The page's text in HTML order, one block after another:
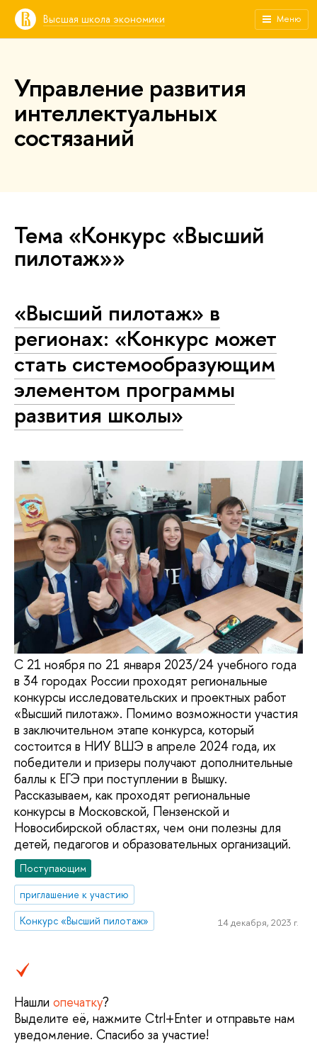
Высшая школа экономики Меню
Управление развития
интеллектуальных
состязаний
Тема «Конкурс «Высший
пилотаж»»
«Высший пилотаж» в
регионах: «Конкурс может
стать системообразующим
элементом программы
развития школы»
С 21 ноября по 21 января 2023/24 учебного года
в 34 городах России проходят региональные
конкурсы исследовательских и проектных работ
«Высший пилотаж». Помимо возможности участия
в заключительном этапе конкурса, который
состоится в НИУ ВШЭ в апреле 2024 года, их
победители и призеры получают дополнительные
баллы к ЕГЭ при поступлении в Вышку.
Рассказываем, как проходят региональные
конкурсы в Московской, Пензенской и
Новосибирской областях, чем они полезны для
детей, педагогов и образовательных организаций.
Поступающим
приглашение к участию
Конкурс «Высший пилотаж»
14 декабря, 2023 г.
Нашли опечатку?
Выделите её, нажмите Ctrl+Enter и отправьте нам
уведомление. Спасибо за участие!